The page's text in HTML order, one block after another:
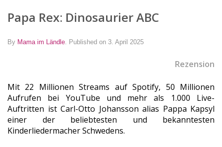
Papa Rex: Dinosaurier ABC
By Mama im Ländle Published on 3. April 2025
Rezension
Mit 22 Millionen Streams auf Spotify, 50 Millionen
Aufrufen bei YouTube und mehr als 1.000 Live-
Auftritten ist Carl-Otto Johansson alias Pappa Kapsyl
einer der beliebtesten und bekanntesten
Kinderliedermacher Schwedens.